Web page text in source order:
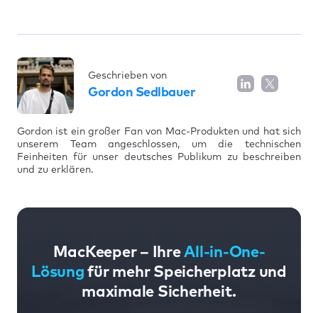
Geschrieben von
Gordon Sedlbauer
Gordon ist ein großer Fan von Mac-Produkten und hat sich
unserem Team angeschlossen, um die technischen
Feinheiten für unser deutsches Publikum zu beschreiben
und zu erklären.
MacKeeper – IhreAll-in-One-
Lösung für mehr Speicherplatz und
maximale Sicherheit.